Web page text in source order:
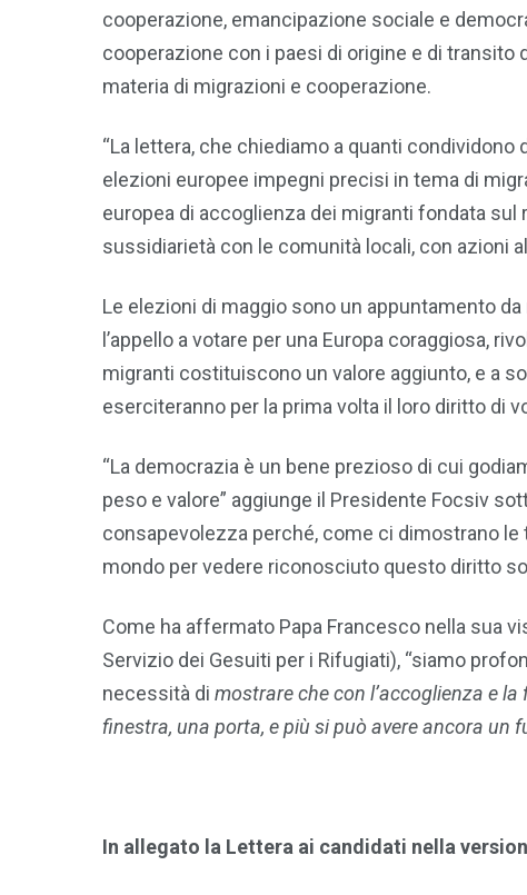
cooperazione, emancipazione sociale e
cooperazione con i paesi di origine e di transito
materia di migrazioni e cooperazione.
“La lettera, che chiediamo a quanti
elezioni europee impegni precisi in tema di
europea di accoglienza dei migranti fondata
sussidiarietà con le comunità locali, con azioni
Le elezioni di maggio sono un appuntamento
l’appello a votare per una Europa coraggiosa,
migranti costituiscono un valore aggiunto, e a
eserciteranno per la prima volta il loro diritto di
“La democrazia è un bene prezioso di cui
peso e valore” aggiunge il Presidente Focsiv
consapevolezza perché, come ci dimostrano le
mondo per vedere riconosciuto questo diritto
Come ha affermato Papa Francesco nella sua
Servizio dei Gesuiti per i Rifugiati), “siamo
necessità di mostrare che con l’accoglienza e
finestra, una porta, e più si può avere ancora un
In allegato la Lettera ai candidati nella